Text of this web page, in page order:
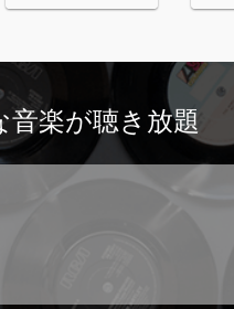
音楽が聴き放題